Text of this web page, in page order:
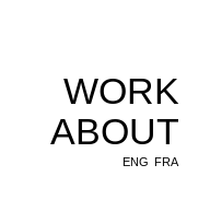
WORK
ABOUT
ENG FRA